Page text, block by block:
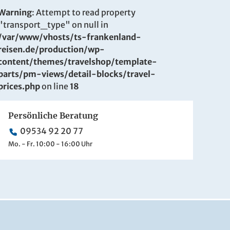
: Attempt to read property
on null in
www/vhosts/ts-frankenland-
production/wp-
themes/travelshop/template-
pm-views/detail-blocks/travel-
on line 18
Persönliche Beratung
09534 92 20 77
Mo. - Fr. 10:00 - 16:00 Uhr